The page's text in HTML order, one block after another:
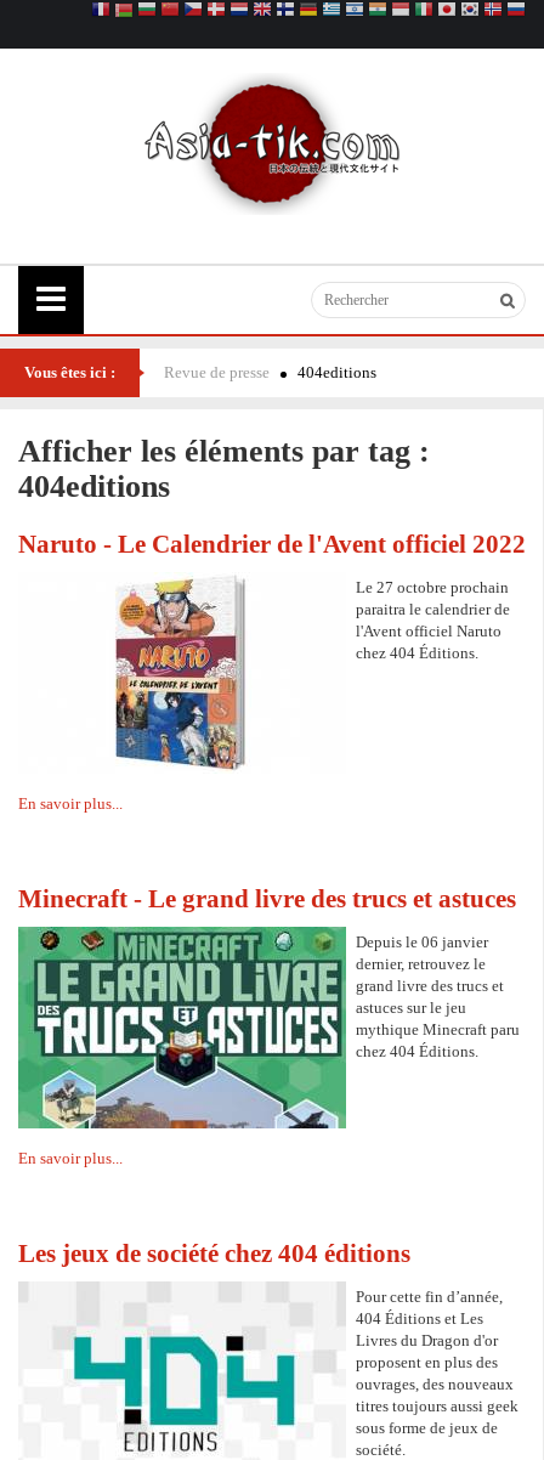
Vous êtes ici : Revue de presse 404editions
Afficher les éléments par tag :
404editions
Naruto - Le Calendrier de l'Avent officiel 2022
Le 27 octobre prochain
paraitra le calendrier de
l'Avent officiel Naruto
chez 404 Éditions.
En savoir plus...
Minecraft - Le grand livre des trucs et astuces
Depuis le 06 janvier
dernier, retrouvez le
grand livre des trucs et
astuces sur le jeu
mythique Minecraft paru
chez 404 Éditions.
En savoir plus...
Les jeux de société chez 404 éditions
Pour cette fin d’année,
404 Éditions et Les
Livres du Dragon d'or
proposent en plus des
ouvrages, des nouveaux
titres toujours aussi geek
sous forme de jeux de
société.